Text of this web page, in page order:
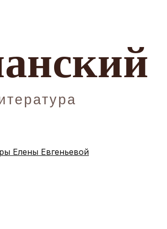
Елены Евгеньевой